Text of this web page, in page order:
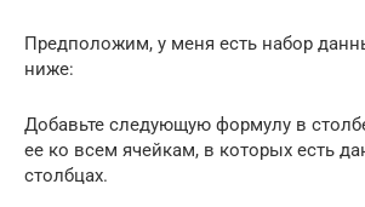
Предположим, у меня есть набор
ниже:
Добавьте следующую формулу в
ее ко всем ячейкам, в которых есть
столбцах.